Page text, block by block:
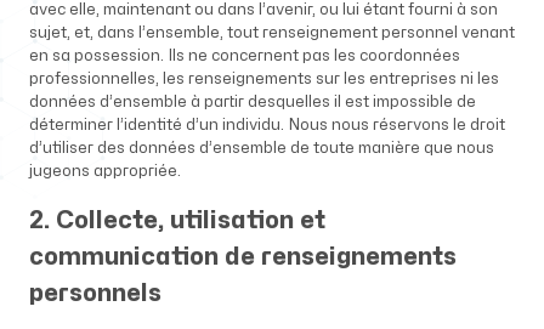
avec elle, maintenant ou dans l’avenir, ou lui étant fourni à son
sujet, et, dans l’ensemble, tout renseignement personnel venant
en sa possession. Ils ne concernent pas les coordonnées
professionnelles, les renseignements sur les entreprises ni les
données d’ensemble à partir desquelles il est impossible de
déterminer l’identité d’un individu. Nous nous réservons le droit
d’utiliser des données d’ensemble de toute manière que nous
jugeons appropriée.
2. Collecte, utilisation et
communication de renseignements
personnels